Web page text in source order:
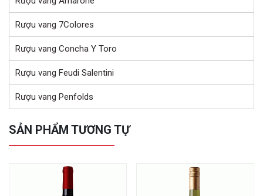
Rượu vang 7Colores
Rượu vang Concha Y Toro
Rượu vang Feudi Salentini
Rượu vang Penfolds
SẢN PHẨM TƯƠNG TỰ